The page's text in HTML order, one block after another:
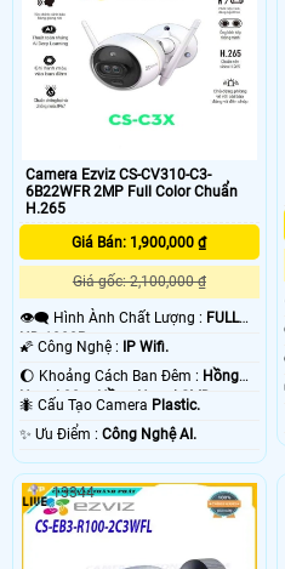
Camera Ezviz CS-CV310-C3-
6B22WFR 2MP Full Color Chuẩn
H.265
Giá Bán: 1,900,000 ₫
Giá gốc: 2,100,000 ₫
👁️‍🗨 Hình Ành Chất Lượng : FULL
HD 1080P .
🌠 Công Nghệ : IP Wifi.
🌔 Khoảng Cách Ban Đêm : Hồng
Ngoại 30m Hồng Ngoại SMD.
🐜 Cấu Tạo Camera Plastic.
️✨ Ưu Điểm : Công Nghệ AI.
13344